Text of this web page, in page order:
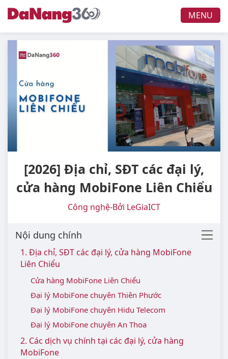
MENU
[2026] Địa chỉ, SĐT các đại lý,
cửa hàng MobiFone Liên Chiểu
Công nghệ-Bởi LeGiaICT
Nội dung chính
1. Địa chỉ, SĐT các đại lý, cửa hàng MobiFone
Liên Chiểu
Cửa hàng MobiFone Liên Chiểu
Đại lý MobiFone chuyên Thiên Phước
Đại lý MobiFone chuyên Hidu Telecom
Đại lý MobiFone chuyên An Thoa
2. Các dịch vụ chính tại các đại lý, cửa hàng
MobiFone